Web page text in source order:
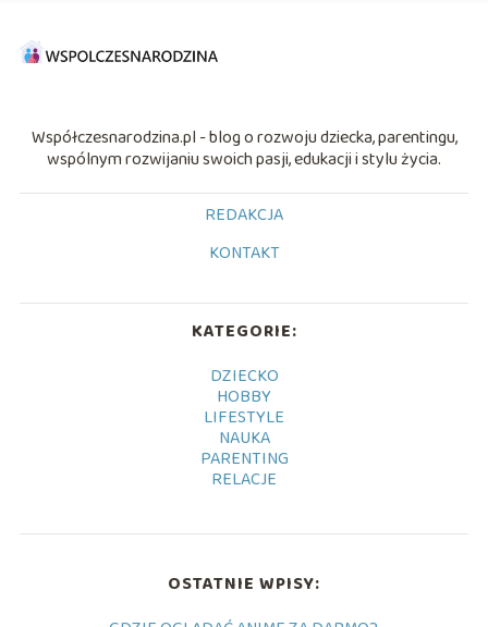
Współczesnarodzina.pl - blog o rozwoju dziecka, parentingu,
wspólnym rozwijaniu swoich pasji, edukacji i stylu życia.
REDAKCJA
KONTAKT
KATEGORIE:
DZIECKO
HOBBY
LIFESTYLE
NAUKA
PARENTING
RELACJE
OSTATNIE WPISY: